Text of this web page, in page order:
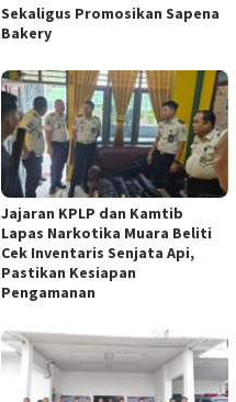
Sekaligus Promosikan Sapena
Bakery
Jajaran KPLP dan Kamtib
Lapas Narkotika Muara Beliti
Cek Inventaris Senjata Api,
Pastikan Kesiapan
Pengamanan